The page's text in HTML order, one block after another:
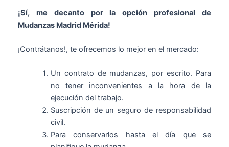
¡Sí, me decanto por la opción profesional de
Mudanzas Madrid Mérida!
¡Contrátanos!, te ofrecemos lo mejor en el mercado:
Un contrato de mudanzas, por escrito. Para
no tener inconvenientes a la hora de la
ejecución del trabajo.
Suscripción de un seguro de responsabilidad
civil.
Para conservarlos hasta el día que se